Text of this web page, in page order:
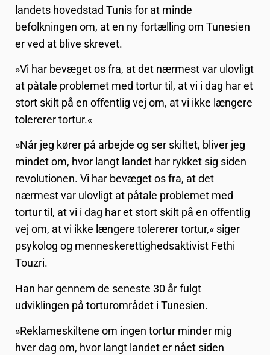
landets hovedstad Tunis for at minde
befolkningen om, at en ny fortælling om Tunesien
er ved at blive skrevet.
»Vi har bevæget os fra, at det nærmest var ulovligt
at påtale problemet med tortur til, at vi i dag har et
stort skilt på en offentlig vej om, at vi ikke længere
tolererer tortur.«
»Når jeg kører på arbejde og ser skiltet, bliver jeg
mindet om, hvor langt landet har rykket sig siden
revolutionen. Vi har bevæget os fra, at det
nærmest var ulovligt at påtale problemet med
tortur til, at vi i dag har et stort skilt på en offentlig
vej om, at vi ikke længere tolererer tortur,« siger
psykolog og menneskerettighedsaktivist Fethi
Touzri.
Han har gennem de seneste 30 år fulgt
udviklingen på torturområdet i Tunesien.
»Reklameskiltene om ingen tortur minder mig
hver dag om, hvor langt landet er nået siden